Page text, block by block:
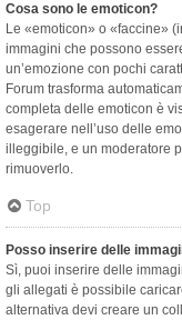
Cosa sono le emoticon?
Le «emoticon» o «faccine»
immagini che possono
un’emozione con pochi
Forum trasforma
completa delle emoticon è
esagerare nell’uso delle
illeggibile, e un moderatore
rimuoverlo.
Top
Posso inserire delle
Sì, puoi inserire delle
gli allegati è possibile
alternativa devi creare un